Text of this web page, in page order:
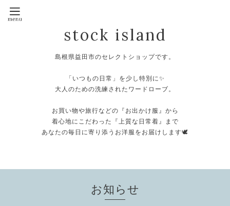
stock island
島根県益田市のセレクトショップです。
「いつもの日常」を少し特別に✨
大人のための洗練されたワードローブ。
お買い物や旅行などの『お出かけ服』から
着心地にこだわった『上質な日常着』まで
あなたの毎日に寄り添うお洋服をお届けします🕊️
お知らせ